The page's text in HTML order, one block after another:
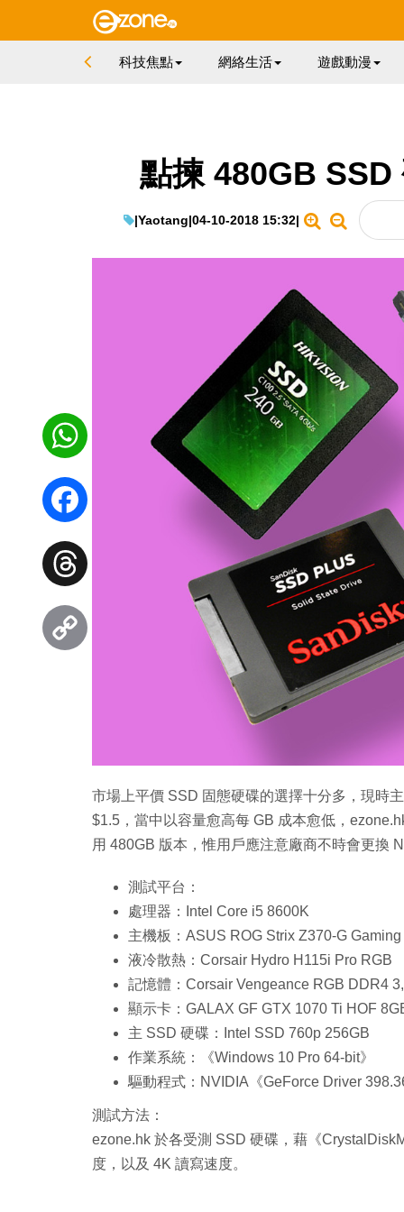
科技焦點 網絡生活 遊戲動漫
點揀 480GB
|Yaotang|04-10-2018 15:32|
市場上平價 SSD 固態硬碟的選擇十分多，現時
$1.5，當中以容量愈高每 GB 成本愈低，
用 480GB 版本，惟用戶應注意廠商不時會更換
測試平台：
處理器：Intel Core i5 8600K
主機板：ASUS ROG Strix Z370-G
液冷散熱：Corsair Hydro H115i Pro RGB
記憶體：Corsair Vengeance RGB DDR4
顯示卡：GALAX GF GTX 1070 Ti HOF
主 SSD 硬碟：Intel SSD 760p 256GB
作業系統：《Windows 10 Pro 64-bit》
驅動程式：NVIDIA《GeForce Driver
測試方法：
ezone.hk 於各受測 SSD 硬碟，藉《
度，以及 4K 讀寫速度。
WhatsApp
Facebook
Threads